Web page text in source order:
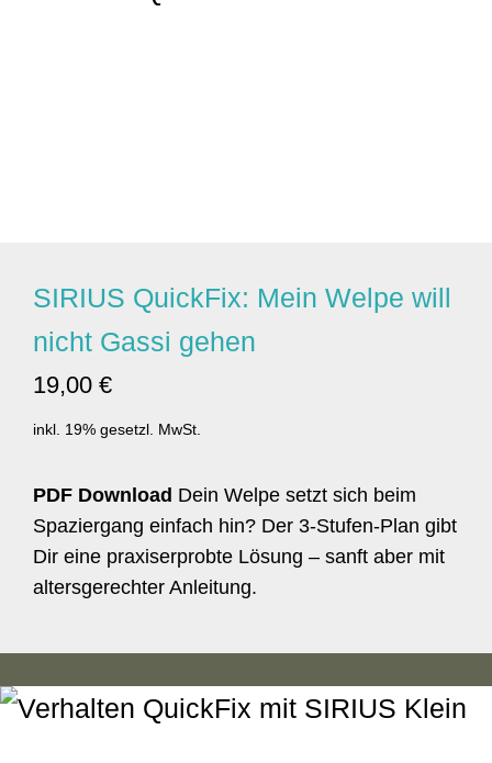
SIRIUS QuickFix: Mein Welpe will
nicht Gassi gehen
19,00 €
inkl. 19% gesetzl. MwSt.
PDF Download Dein Welpe setzt sich beim
Spaziergang einfach hin? Der 3-Stufen-Plan gibt
Dir eine praxiserprobte Lösung – sanft aber mit
altersgerechter Anleitung.